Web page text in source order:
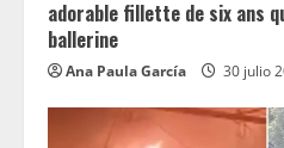
adorable fillette de six ans
ballerine
Ana Paula García 30 julio